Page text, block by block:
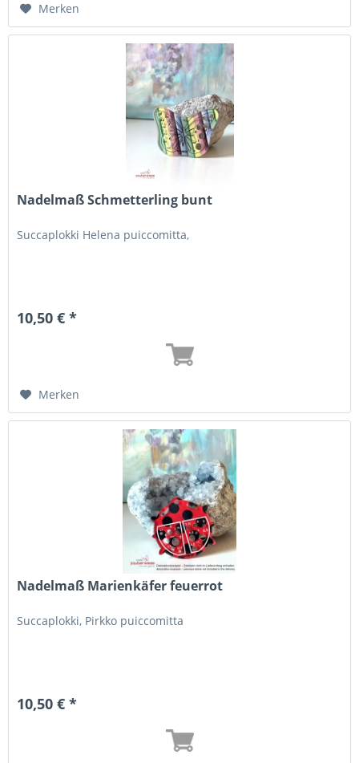
Merken
Nadelmaß Schmetterling bunt
Succaplokki Helena puiccomitta,
10,50 € *
Merken
Nadelmaß Marienkäfer feuerrot
Succaplokki, Pirkko puiccomitta
10,50 € *